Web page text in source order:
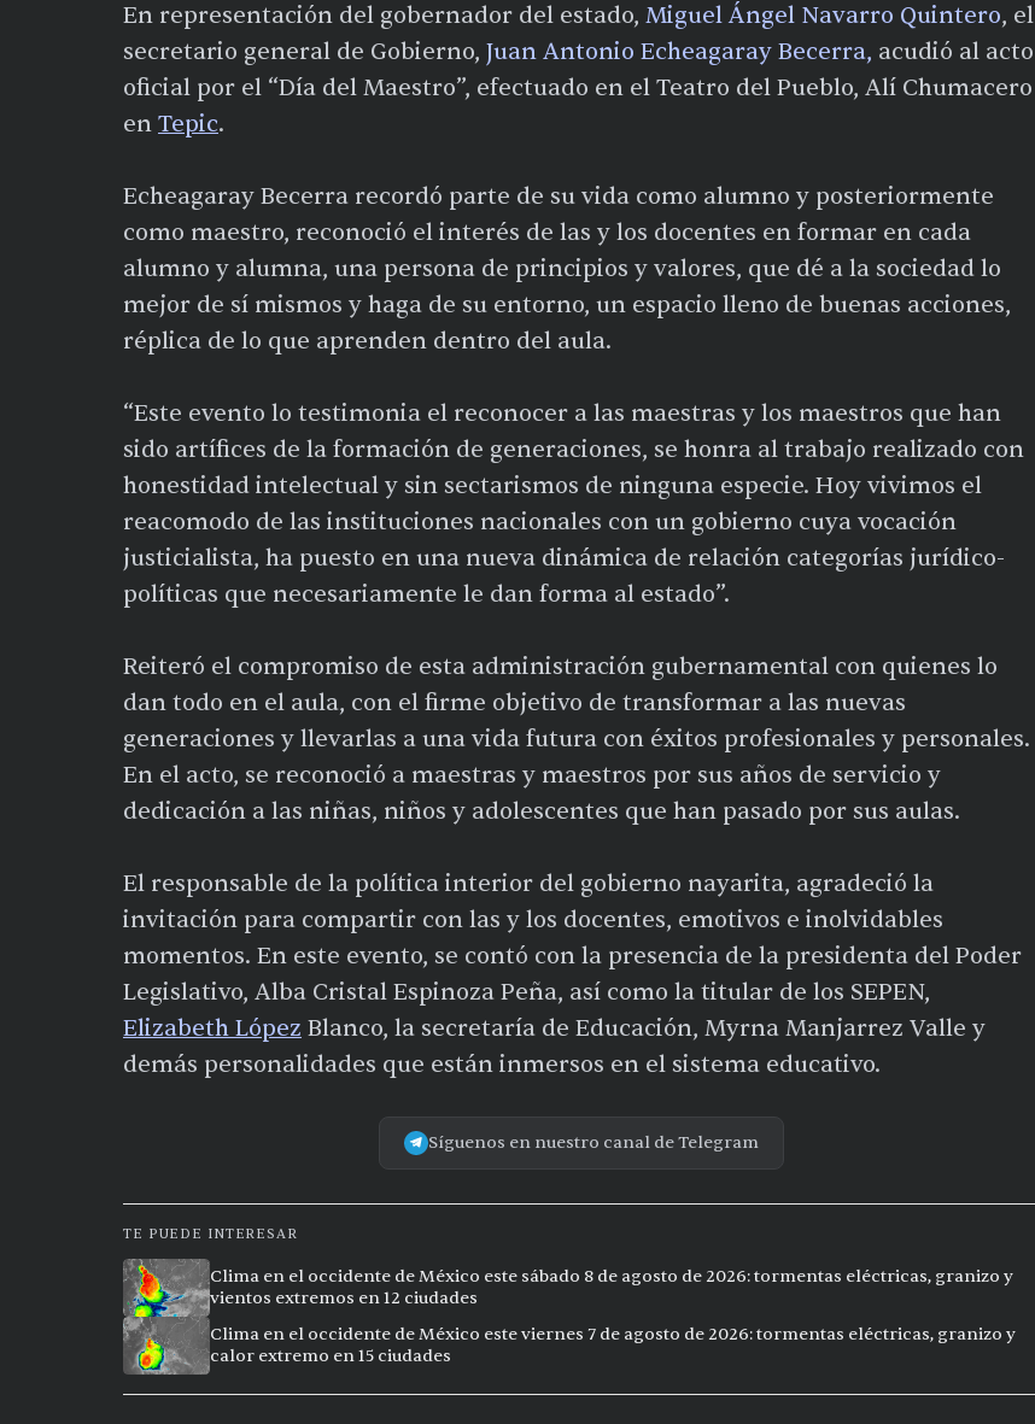
En representación del gobernador del estado, Miguel Ángel Navarro Quintero, el
secretario general de Gobierno, Juan Antonio Echeagaray Becerra, acudió al acto
oficial por el “Día del Maestro”, efectuado en el Teatro del Pueblo, Alí Chumacero
en Tepic.
Echeagaray Becerra recordó parte de su vida como alumno y posteriormente
como maestro, reconoció el interés de las y los docentes en formar en cada
alumno y alumna, una persona de principios y valores, que dé a la sociedad lo
mejor de sí mismos y haga de su entorno, un espacio lleno de buenas acciones,
réplica de lo que aprenden dentro del aula.
“Este evento lo testimonia el reconocer a las maestras y los maestros que han
sido artífices de la formación de generaciones, se honra al trabajo realizado con
honestidad intelectual y sin sectarismos de ninguna especie. Hoy vivimos el
reacomodo de las instituciones nacionales con un gobierno cuya vocación
justicialista, ha puesto en una nueva dinámica de relación categorías jurídico-
políticas que necesariamente le dan forma al estado”.
Reiteró el compromiso de esta administración gubernamental con quienes lo
dan todo en el aula, con el firme objetivo de transformar a las nuevas
generaciones y llevarlas a una vida futura con éxitos profesionales y personales.
En el acto, se reconoció a maestras y maestros por sus años de servicio y
dedicación a las niñas, niños y adolescentes que han pasado por sus aulas.
El responsable de la política interior del gobierno nayarita, agradeció la
invitación para compartir con las y los docentes, emotivos e inolvidables
momentos. En este evento, se contó con la presencia de la presidenta del Poder
Legislativo, Alba Cristal Espinoza Peña, así como la titular de los SEPEN,
Elizabeth López Blanco, la secretaría de Educación, Myrna Manjarrez Valle y
demás personalidades que están inmersos en el sistema educativo.
Síguenos en nuestro canal de Telegram
TE PUEDE INTERESAR
Clima en el occidente de México este sábado 8 de agosto de 2026: tormentas eléctricas, granizo y
vientos extremos en 12 ciudades
Clima en el occidente de México este viernes 7 de agosto de 2026: tormentas eléctricas, granizo y
calor extremo en 15 ciudades